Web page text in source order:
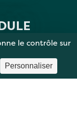
le contrôle sur
Personnaliser